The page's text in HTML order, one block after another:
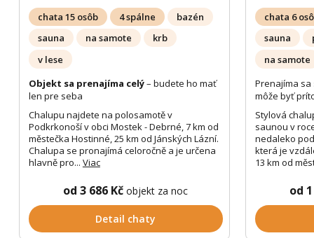
chata 15 osôb 4 spálne
bazén
sauna
na samote
krb
v lese
Objekt sa prenajíma celý– budete ho mať
len pre seba
Chalupu najdete na polosamotě v
Podkrkonoší v obci Mostek - Debrné, 7 km od
městečka Hostinné, 25 km od Jánských Lázní.
Chalupa se pronajímá celoročně a je určena
hlavně pro... Viac
od 3 686 Kčobjekt za noc
Detail chaty
chata 6
sauna
na samote
Prenajíma
môže byť
Stylová
saunou v
nedaleko
která je
13 km od
od